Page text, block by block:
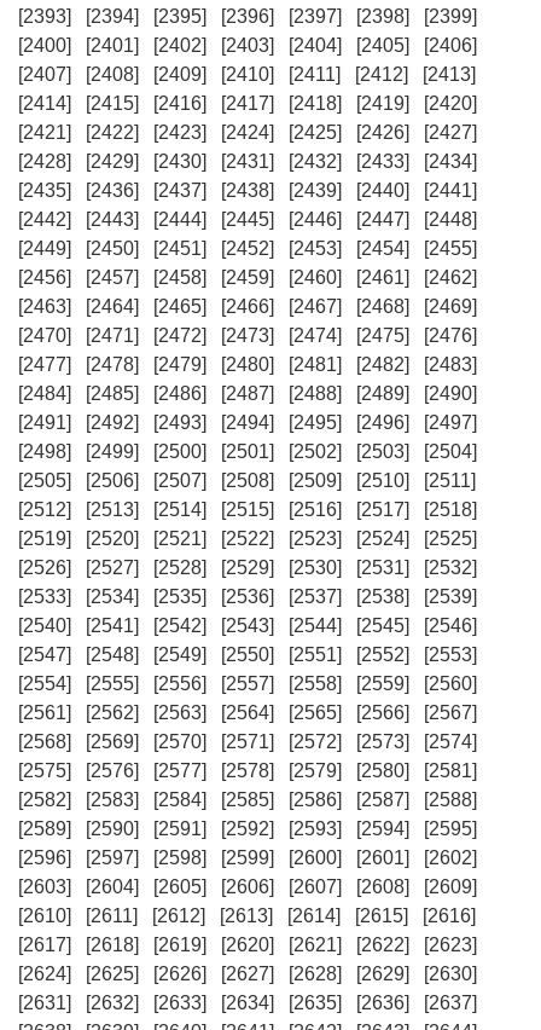
[2393]
[2394] [2395] [2396] [2397] [2398]
[2399]
[2400]
[2401] [2402] [2403] [2404] [2405]
[2406]
[2407]
[2408] [2409] [2410] [2411] [2412]
[2413]
[2414]
[2415] [2416] [2417] [2418] [2419]
[2420]
[2421]
[2422] [2423] [2424] [2425] [2426]
[2427]
[2428]
[2429] [2430] [2431] [2432] [2433]
[2434]
[2435]
[2436] [2437] [2438] [2439] [2440]
[2441]
[2442]
[2443] [2444] [2445] [2446] [2447]
[2448]
[2449]
[2450] [2451] [2452] [2453] [2454]
[2455]
[2456]
[2457] [2458] [2459] [2460] [2461]
[2462]
[2463]
[2464] [2465] [2466] [2467] [2468]
[2469]
[2470]
[2471] [2472] [2473] [2474] [2475]
[2476]
[2477]
[2478] [2479] [2480] [2481] [2482]
[2483]
[2484]
[2485] [2486] [2487] [2488] [2489]
[2490]
[2491]
[2492] [2493] [2494] [2495] [2496]
[2497]
[2498]
[2499] [2500] [2501] [2502] [2503]
[2504]
[2505]
[2506] [2507] [2508] [2509] [2510]
[2511]
[2512]
[2513] [2514] [2515] [2516] [2517]
[2518]
[2519]
[2520] [2521] [2522] [2523] [2524]
[2525]
[2526]
[2527] [2528] [2529] [2530] [2531]
[2532]
[2533]
[2534] [2535] [2536] [2537] [2538]
[2539]
[2540]
[2541] [2542] [2543] [2544] [2545]
[2546]
[2547]
[2548] [2549] [2550] [2551] [2552]
[2553]
[2554]
[2555] [2556] [2557] [2558] [2559]
[2560]
[2561]
[2562] [2563] [2564] [2565] [2566]
[2567]
[2568]
[2569] [2570] [2571] [2572] [2573]
[2574]
[2575]
[2576] [2577] [2578] [2579] [2580]
[2581]
[2582]
[2583] [2584] [2585] [2586] [2587]
[2588]
[2589]
[2590] [2591] [2592] [2593] [2594]
[2595]
[2596]
[2597] [2598] [2599] [2600] [2601]
[2602]
[2603]
[2604] [2605] [2606] [2607] [2608]
[2609]
[2610]
[2611] [2612] [2613] [2614] [2615]
[2616]
[2617]
[2618] [2619] [2620] [2621] [2622]
[2623]
[2624]
[2625] [2626] [2627] [2628] [2629]
[2630]
[2631]
[2632] [2633] [2634] [2635] [2636]
[2637]